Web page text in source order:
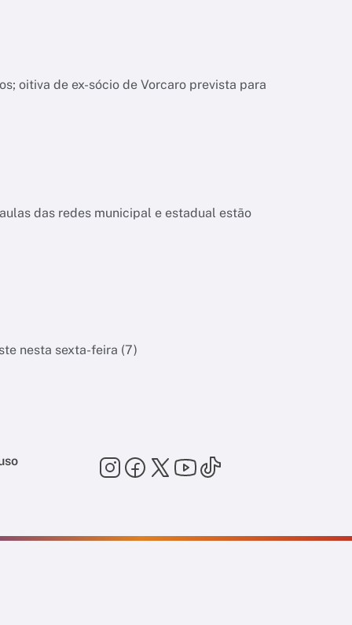
oitiva de ex-sócio de Vorcaro prevista para
das redes municipal e estadual estão
nesta sexta-feira (7)